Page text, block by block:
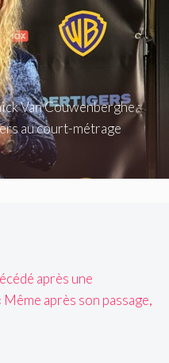
Van Couwenberghe :
au court-métrage
après une
après son passage,